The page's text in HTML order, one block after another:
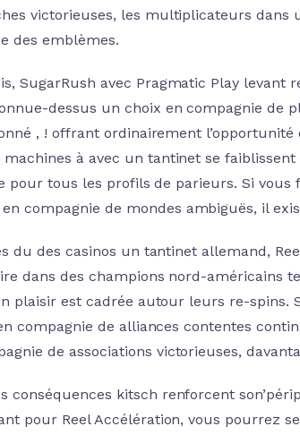
victorieuses, les multiplicateurs dans
des emblèmes.
SugarRush avec Pragmatic Play levant
dessus un choix en compagnie de
, ! offrant ordinairement
à avec un tantinet se
pour tous les profils de parieurs. Si vous
compagnie de mondes ambiguës, il
du des casinos un tantinet allemand,
dans des champions nord-américains
plaisir est cadrée autour leurs re-spins.
compagnie de alliances contentes
de associations victorieuses,
conséquences kitsch renforcent
pour Reel Accélération, vous pourrez